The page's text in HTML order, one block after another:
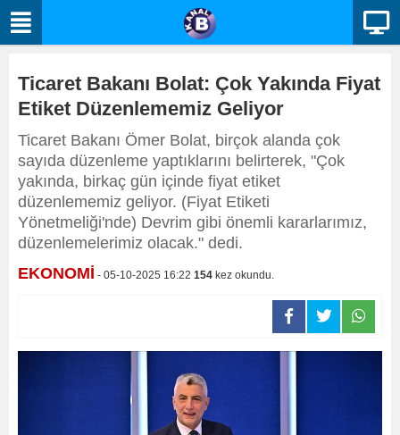
Ticaret Bakanı Bolat: Çok Yakında Fiyat
Etiket Düzenlememiz Geliyor
Ticaret Bakanı Ömer Bolat, birçok alanda çok
sayıda düzenleme yaptıklarını belirterek, "Çok
yakında, birkaç gün içinde fiyat etiket
düzenlememiz geliyor. (Fiyat Etiketi
Yönetmeliği'nde) Devrim gibi önemli kararlarımız,
düzenlemelerimiz olacak." dedi.
EKONOMİ - 05-10-2025 16:22 154 kez okundu.